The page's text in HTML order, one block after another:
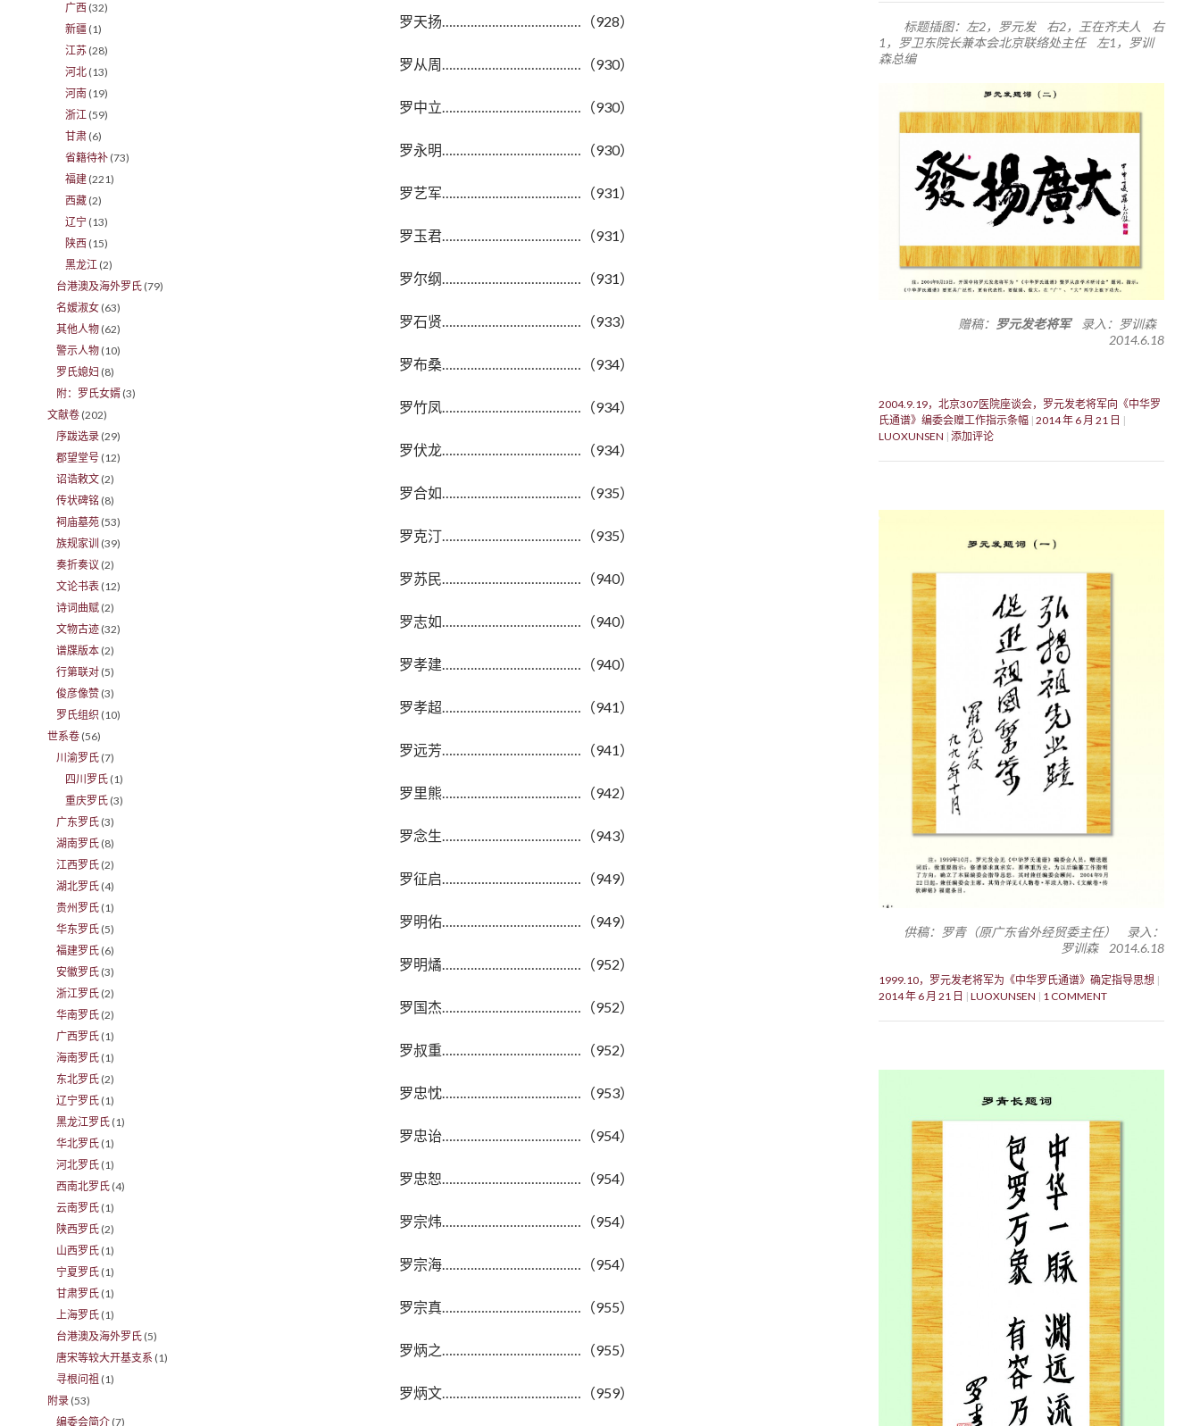
罗天扬…………………………………（928）
罗从周…………………………………（930）
罗中立…………………………………（930）
罗永明…………………………………（930）
罗艺军…………………………………（931）
罗玉君…………………………………（931）
罗尔纲…………………………………（931）
罗石贤…………………………………（933）
罗布桑…………………………………（934）
罗竹凤…………………………………（934）
罗伏龙…………………………………（934）
罗合如…………………………………（935）
罗克汀…………………………………（935）
罗苏民…………………………………（940）
罗志如…………………………………（940）
罗孝建…………………………………（940）
罗孝超…………………………………（941）
罗远芳…………………………………（941）
罗里熊…………………………………（942）
罗念生…………………………………（943）
罗征启…………………………………（949）
罗明佑…………………………………（949）
罗明燏…………………………………（952）
罗国杰…………………………………（952）
罗叔重…………………………………（952）
罗忠忱…………………………………（953）
罗忠诒…………………………………（954）
罗忠恕…………………………………（954）
罗宗炜…………………………………（954）
罗宗海…………………………………（954）
罗宗真…………………………………（955）
罗炳之…………………………………（955）
罗炳文…………………………………（959）
标题插图：左2，罗元发 右2，王在齐夫人 右
1，罗卫东院长兼本会北京联络处主任 左1，罗训
森总编
赠稿： 罗元发老将军录入：罗训森
2014.6.18
2004.9.19，北京307医院座谈会，罗元发老将军向《中华罗
氏通谱》编委会赠工作指示条幅 2014 年 6 月 21 日
LUOXUNSEN 添加评论
供稿：罗青（原广东省外经贸委主任） 录入：
罗训森 2014.6.18
1999.10，罗元发老将军为《中华罗氏通谱》确定指导思想
2014 年 6 月 21 日
LUOXUNSEN 1 COMMENT
广西 (32)
新疆 (1)
江苏 (28)
河北 (13)
河南 (19)
浙江 (59)
甘肃 (6)
省籍待补 (73)
福建 (221)
西藏 (2)
辽宁 (13)
陕西 (15)
黑龙江 (2)
台港澳及海外罗氏 (79)
名嫒淑女 (63)
其他人物 (62)
警示人物 (10)
罗氏媳妇 (8)
附：罗氏女婿 (3)
文献卷 (202)
序跋选录 (29)
郡望堂号 (12)
诏诰敕文 (2)
传状碑铭 (8)
祠庙墓苑 (53)
族规家训 (39)
奏折奏议 (2)
文论书表 (12)
诗词曲赋 (2)
文物古迹 (32)
谱牒版本 (2)
行第联对 (5)
俊彦像赞 (3)
罗氏组织 (10)
世系卷 (56)
川渝罗氏 (7)
四川罗氏 (1)
重庆罗氏 (3)
广东罗氏 (3)
湖南罗氏 (8)
江西罗氏 (2)
湖北罗氏 (4)
贵州罗氏 (1)
华东罗氏 (5)
福建罗氏 (6)
安徽罗氏 (3)
浙江罗氏 (2)
华南罗氏 (2)
广西罗氏 (1)
海南罗氏 (1)
东北罗氏 (2)
辽宁罗氏 (1)
黑龙江罗氏 (1)
华北罗氏 (1)
河北罗氏 (1)
西南北罗氏 (4)
云南罗氏 (1)
陕西罗氏 (2)
山西罗氏 (1)
宁夏罗氏 (1)
甘肃罗氏 (1)
上海罗氏 (1)
台港澳及海外罗氏 (5)
唐宋等较大开基支系 (1)
寻根问祖 (1)
附录 (53)
编委会简介 (7)